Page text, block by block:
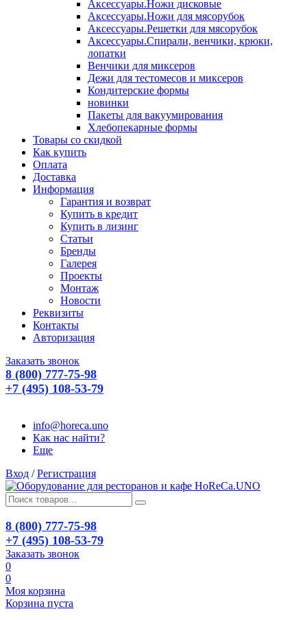
Аксессуары.Ножи дисковые
Аксессуары.Ножи для мясорубок
Аксессуары.Решетки для мясорубок
Аксессуары.Спирали, венчики, крюки,
лопатки
Венчики для миксеров
Дежи для тестомесов и миксеров
Кондитерские формы
новинки
Пакеты для вакуумирования
Хлебопекарные формы
Товары со скидкой
Как купить
Оплата
Доставка
Информация
Гарантия и возврат
Купить в кредит
Купить в лизинг
Статьи
Бренды
Галерея
Проекты
Монтаж
Новости
Реквизиты
Контакты
Авторизация
Заказать звонок
8 (800) 777-75-98
+7 (495) 108-53-79
info@horeca.uno
Как нас найти?
Еще
Вход / Регистрация
8 (800) 777-75-98
+7 (495) 108-53-79
Заказать звонок
0
0
Моя корзина
Корзина пуста